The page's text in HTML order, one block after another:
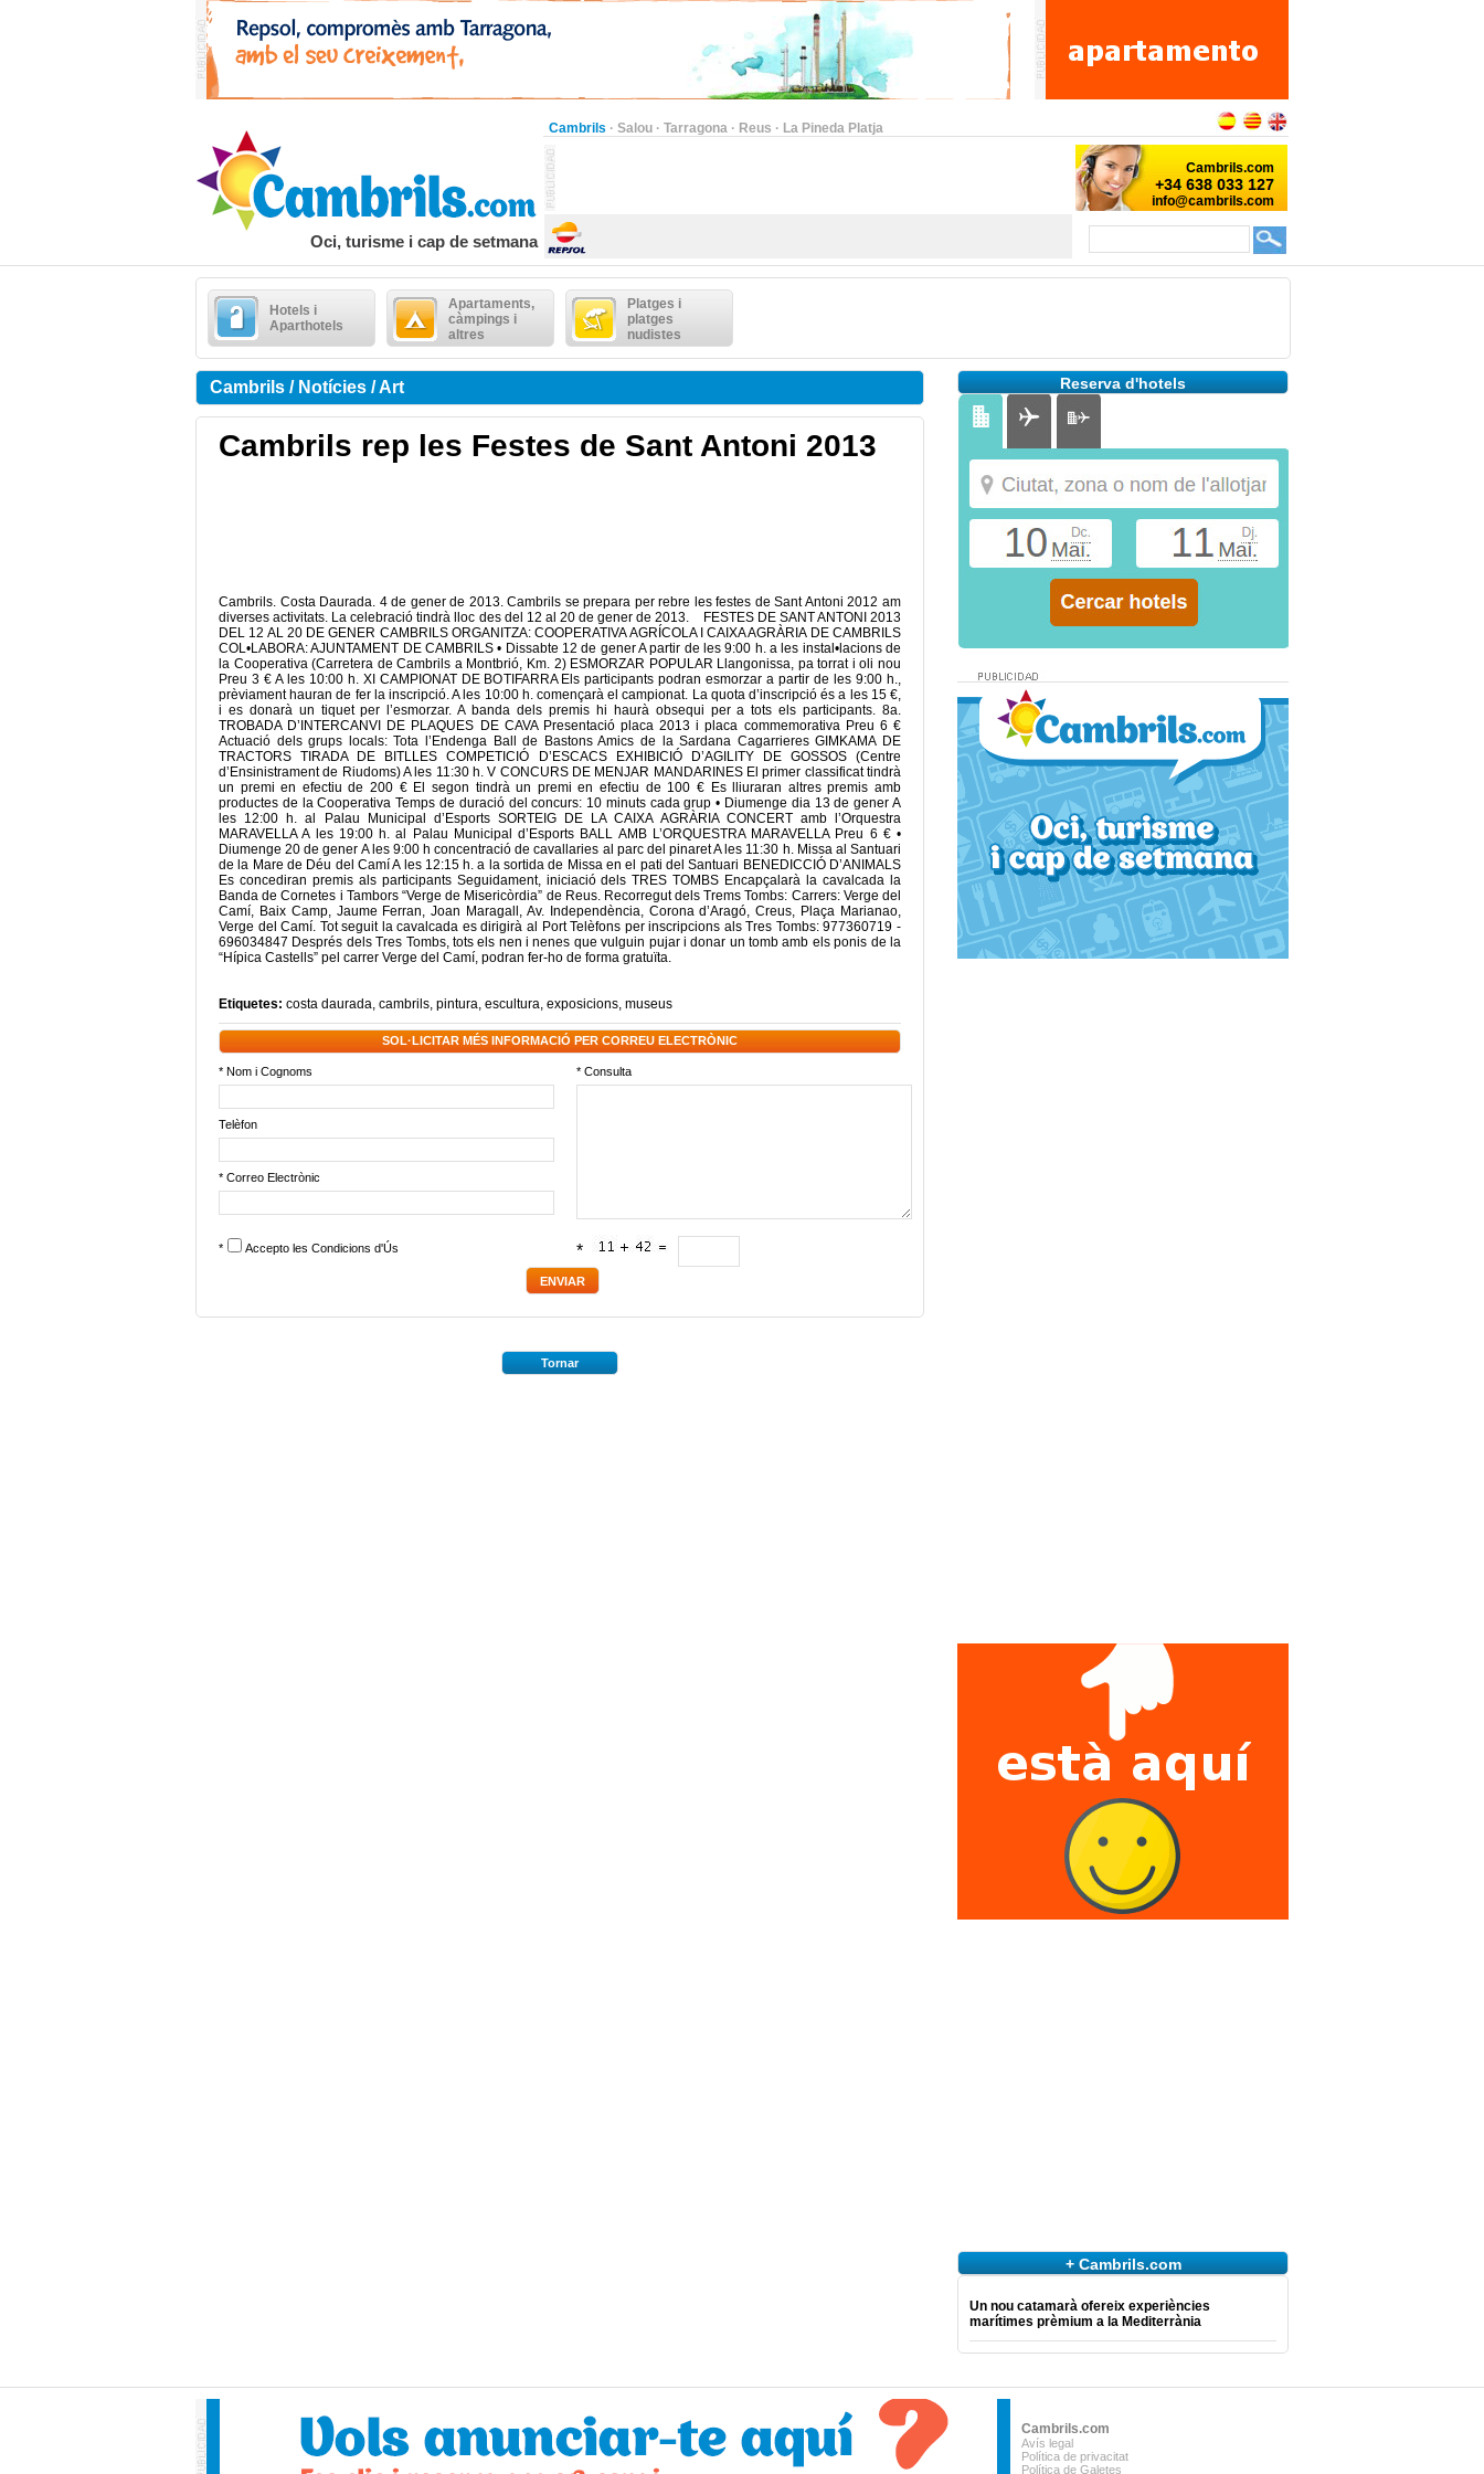
Cambrils · Salou · Tarragona · Reus · La Pineda Platja
Oci, turisme i cap de setmana
Hotels i
Aparthotels
Apartaments,
càmpings i
altres
Platges i
platges
nudistes
Cambrils / Notícies / Art
Cambrils rep les Festes de Sant Antoni 2013
Cambrils. Costa Daurada. 4 de gener de 2013. Cambrils se prepara per rebre les festes de Sant Antoni 2012 am
diverses activitats. La celebració tindrà lloc des del 12 al 20 de gener de 2013. FESTES DE SANT ANTONI 2013
DEL 12 AL 20 DE GENER CAMBRILS ORGANITZA: COOPERATIVA AGRÍCOLA I CAIXA AGRÀRIA DE CAMBRILS
COL•LABORA: AJUNTAMENT DE CAMBRILS • Dissabte 12 de gener A partir de les 9:00 h. a les instal•lacions de
la Cooperativa (Carretera de Cambrils a Montbrió, Km. 2) ESMORZAR POPULAR Llangonissa, pa torrat i oli nou
Preu 3 € A les 10:00 h. XI CAMPIONAT DE BOTIFARRA Els participants podran esmorzar a partir de les 9:00 h.,
prèviament hauran de fer la inscripció. A les 10:00 h. començarà el campionat. La quota d’inscripció és a les 15 €,
i es donarà un tiquet per l’esmorzar. A banda dels premis hi haurà obsequi per a tots els participants. 8a.
TROBADA D’INTERCANVI DE PLAQUES DE CAVA Presentació placa 2013 i placa commemorativa Preu 6 €
Actuació dels grups locals: Tota l’Endenga Ball de Bastons Amics de la Sardana Cagarrieres GIMKAMA DE
TRACTORS TIRADA DE BITLLES COMPETICIÓ D’ESCACS EXHIBICIÓ D’AGILITY DE GOSSOS (Centre
d’Ensinistrament de Riudoms) A les 11:30 h. V CONCURS DE MENJAR MANDARINES El primer classificat tindrà
un premi en efectiu de 200 € El segon tindrà un premi en efectiu de 100 € Es lliuraran altres premis amb
productes de la Cooperativa Temps de duració del concurs: 10 minuts cada grup • Diumenge dia 13 de gener A
les 12:00 h. al Palau Municipal d’Esports SORTEIG DE LA CAIXA AGRÀRIA CONCERT amb l’Orquestra
MARAVELLA A les 19:00 h. al Palau Municipal d’Esports BALL AMB L’ORQUESTRA MARAVELLA Preu 6 € •
Diumenge 20 de gener A les 9:00 h concentració de cavallaries al parc del pinaret A les 11:30 h. Missa al Santuari
de la Mare de Déu del Camí A les 12:15 h. a la sortida de Missa en el pati del Santuari BENEDICCIÓ D’ANIMALS
Es concediran premis als participants Seguidament, iniciació dels TRES TOMBS Encapçalarà la cavalcada la
Banda de Cornetes i Tambors “Verge de Misericòrdia” de Reus. Recorregut dels Trems Tombs: Carrers: Verge del
Camí, Baix Camp, Jaume Ferran, Joan Maragall, Av. Independència, Corona d’Aragó, Creus, Plaça Marianao,
Verge del Camí. Tot seguit la cavalcada es dirigirà al Port Telèfons per inscripcions als Tres Tombs: 977360719 -
696034847 Després dels Tres Tombs, tots els nen i nenes que vulguin pujar i donar un tomb amb els ponis de la
“Hípica Castells” pel carrer Verge del Camí, podran fer-ho de forma gratuïta.
Etiquetes: costa daurada, cambrils, pintura, escultura, exposicions, museus
SOL·LICITAR MÉS INFORMACIÓ PER CORREU ELECTRÒNIC
* Nom i Cognoms * Consulta
Telèfon
* Correo Electrònic
* Accepto les Condicions d'Ús *
Tornar
Reserva d'hotels
+ Cambrils.com
Un nou catamarà ofereix experiències
marítimes prèmium a la Mediterrània
Cambrils.com
Avís legal
Política de privacitat
Política de Galetes